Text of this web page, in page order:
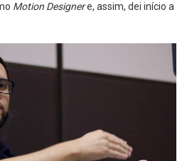
Motion Designere, assim, dei início a